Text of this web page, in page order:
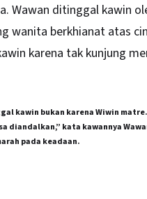
Wawan ditinggal kawin
wanita berkhianat atas
karena tak kunjung
kawin bukan karena Wiwin
diandalkan,” kata kawannya
pada keadaan.